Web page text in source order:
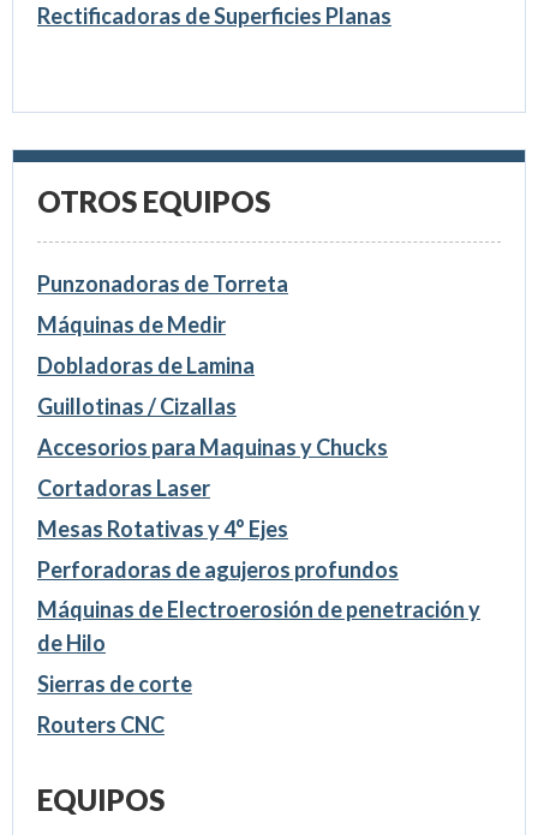
Rectificadoras de Superficies Planas
OTROS EQUIPOS
Punzonadoras de Torreta
Máquinas de Medir
Dobladoras de Lamina
Guillotinas / Cizallas
Accesorios para Maquinas y Chucks
Cortadoras Laser
Mesas Rotativas y 4° Ejes
Perforadoras de agujeros profundos
Máquinas de Electroerosión de penetración y
de Hilo
Sierras de corte
Routers CNC
EQUIPOS